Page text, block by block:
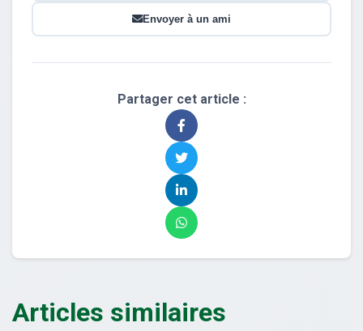
Envoyer à un ami
Partager cet article :
Articles similaires